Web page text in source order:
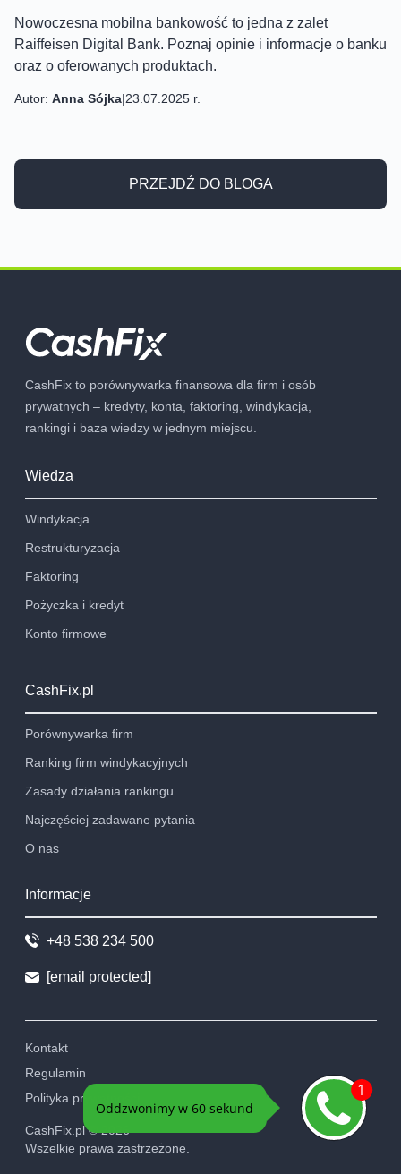
Nowoczesna mobilna bankowość to jedna z zalet
Raiffeisen Digital Bank. Poznaj opinie i informacje o banku
oraz o oferowanych produktach.
Autor: Anna Sójka|23.07.2025 r.
PRZEJDŹ DO BLOGA
CashFix to porównywarka finansowa dla firm i osób
prywatnych – kredyty, konta, faktoring, windykacja,
rankingi i baza wiedzy w jednym miejscu.
Wiedza
Windykacja
Restrukturyzacja
Faktoring
Pożyczka i kredyt
Konto firmowe
CashFix.pl
Porównywarka firm
Ranking firm windykacyjnych
Zasady działania rankingu
Najczęściej zadawane pytania
O nas
Informacje
+48 538 234 500
[email protected]
CashFix.pl ©2026
Wszelkie prawa zastrzeżone.
Kontakt
Regulamin
Polityka prywatności